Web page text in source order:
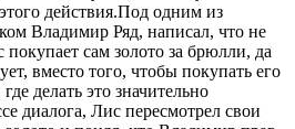
действия.Под одним из
Владимир Ряд, написал, что не
сам золото за брюлли, да
вместо того, чтобы покупать его
делать это значительно
диалога, Лис пересмотрел свои